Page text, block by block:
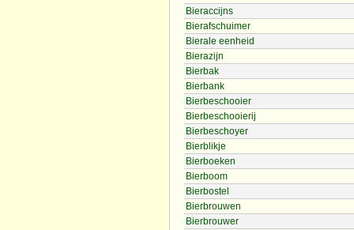
Bieraccijns
Bierafschuimer
Bierale eenheid
Bierazijn
Bierbak
Bierbank
Bierbeschooier
Bierbeschooierij
Bierbeschoyer
Bierblikje
Bierboeken
Bierboom
Bierbostel
Bierbrouwen
Bierbrouwer